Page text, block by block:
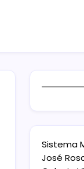
Sistema
José